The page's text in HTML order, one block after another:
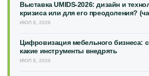
Выставка UMIDS-2026: дизайн и
кризиса или для его преодоления?
ИЮЛ 8, 2026
Цифровизация мебельного бизнеса: с
какие инструменты внедрять
ИЮЛ 8, 2026